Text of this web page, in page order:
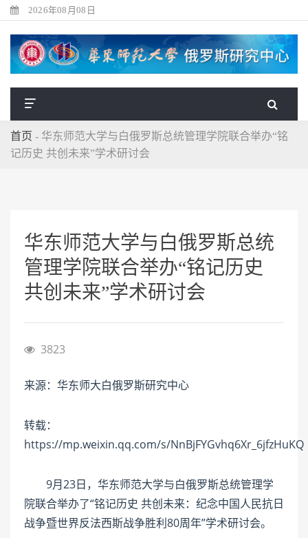
2026年08月08日
首页 - 华东师范大学与白俄罗斯总统管理学院联合举办“铭
记历史 共创未来”学术研讨会
华东师范大学与白俄罗斯总统
管理学院联合举办“铭记历史
共创未来”学术研讨会
3823
来源：华东师大白俄罗斯研究中心
转载：
https://mp.weixin.qq.com/s/NnBjFYGvhq6Xr_6jfzHuKQ
9月23日，华东师范大学与白俄罗斯总统管理学
院联合举办了“铭记历史 共创未来：纪念中国人民抗日
战争暨世界反法西斯战争胜利80周年”学术研讨会。